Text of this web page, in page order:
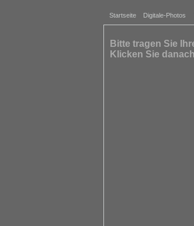
Startseite Digitale-Photos
Bitte tragen Sie
Klicken Sie